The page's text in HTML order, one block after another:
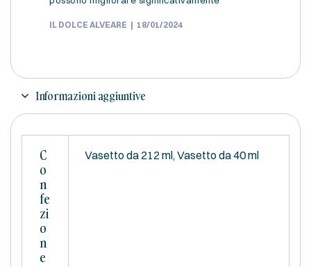
IL DOLCE ALVEARE 18/01/2024
Informazioni aggiuntive
C
O
N
Fe
Zi
O
N
E
Vasetto da 212 ml, Vasetto da 40 ml